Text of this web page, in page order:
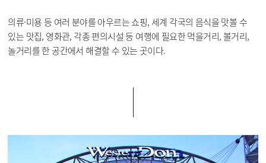
의류·미용 등 여러 분야를 아우르는 쇼핑, 세계 각국의 음식을 맛볼 수
있는 맛집, 영화관, 각종 편의시설 등 여행에 필요한 먹을거리, 볼거리,
놀거리를 한 공간에서 해결할 수 있는 곳이다.